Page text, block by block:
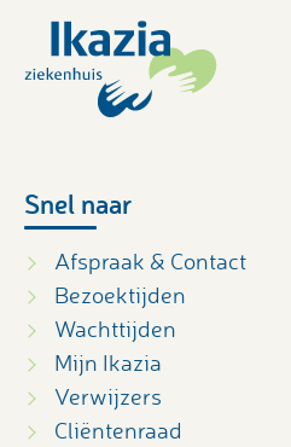
Snel naar
Afspraak & Contact
Bezoektijden
Wachttijden
Mijn Ikazia
Verwijzers
Cliëntenraad